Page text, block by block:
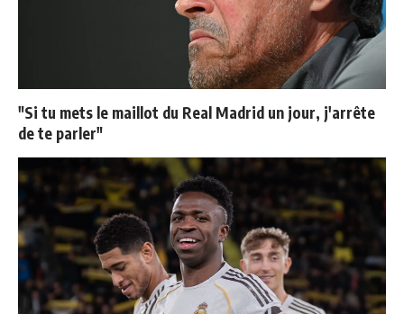
"Si tu mets le maillot du Real Madrid un jour, j'arrête
de te parler"